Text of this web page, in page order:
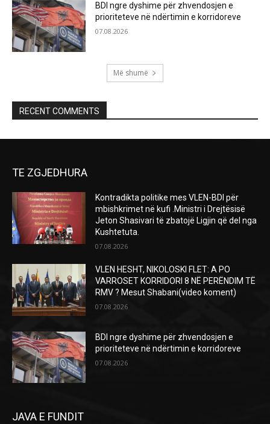
BDI ngre dyshime për zhvendosjen e
prioriteteve në ndërtimin e korridoreve
07.08.2026
Më shumë
RECENT COMMENTS
TE ZGJEDHURA
Kontradikta politike mes VLEN-BDI për
mbishkrimet në kufi .Ministri i Drejtësisë
Jeton Shasivari të zbatojë Ligjin që del nga
Kushtetuta.
07.08.2026
VLEN HESHT, NIKOLOSKI FLET: A PO
VARROSET KORRIDORI 8 NË PERËNDIM TË
RMV ? Mesut Shabani(video koment)
07.08.2026
BDI ngre dyshime për zhvendosjen e
prioriteteve në ndërtimin e korridoreve
07.08.2026
JAVA E FUNDIT